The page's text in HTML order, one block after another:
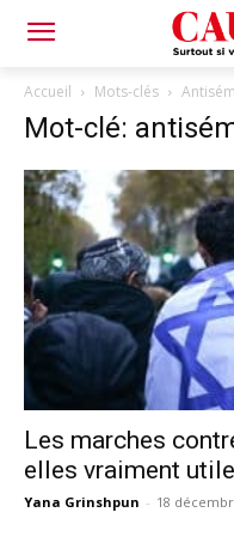
Accueil Mots-clés
Mot-clé:
Les marches
elles vraiment
Yana Grinshpun - 18